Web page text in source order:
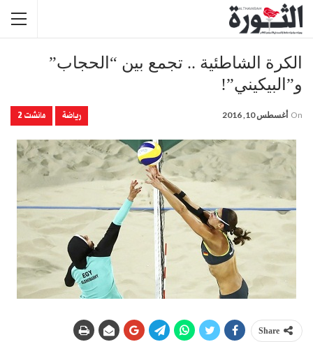
الكرة الشاطئية .. تجمع بين “الحجاب”
و”البيكيني”!
رياضة مانشت 2 On أغسطس 10, 2016
Share